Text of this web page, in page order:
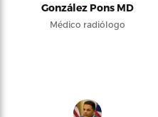
González Pons MD
Médico radiólogo